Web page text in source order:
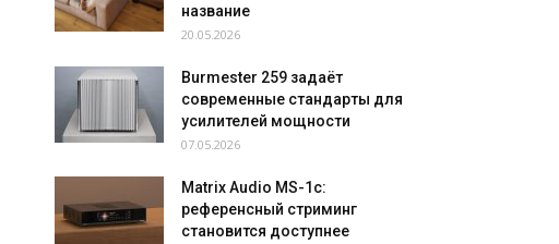
название
20.05.2026
Burmester 259 задаёт
современные стандарты для
усилителей мощности
07.05.2026
Matrix Audio MS-1c:
референсный стриминг
становится доступнее